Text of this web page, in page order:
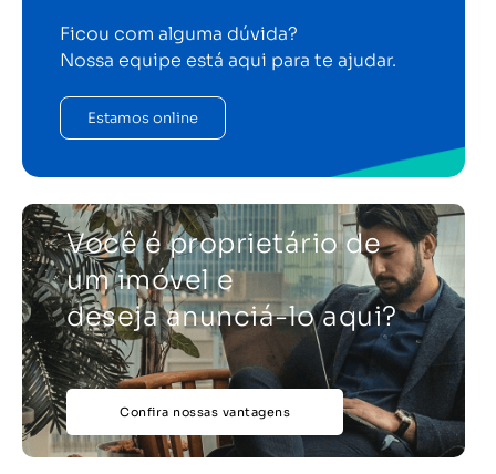
Ficou com alguma dúvida?
Nossa equipe está aqui para te ajudar.
Estamos online
Você é proprietário de
um imóvel e
deseja anunciá-lo aqui?
Confira nossas vantagens